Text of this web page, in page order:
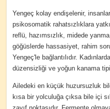
Yengeç kolay endişelenir,
psikosomatik rahatsızlıklara
reflü, hazımsızlık, midede
göğüslerde hassasiyet, rahim
Yengeç'le bağlantılıdır.
düzensizliği ve yoğun kanama
Ailedeki en küçük huzursuzluk
kısa bir yolculuğa çıksa bile içi